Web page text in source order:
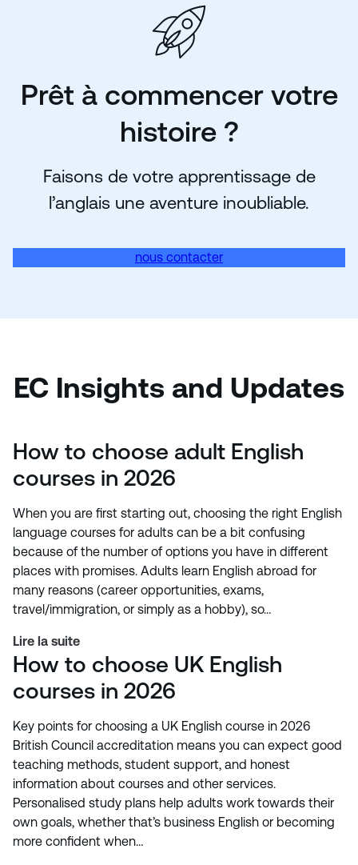
Prêt à commencer votre
histoire ?
Faisons de votre apprentissage de
l’anglais une aventure inoubliable.
nous contacter
EC Insights and Updates
How to choose adult English
courses in 2026
When you are first starting out, choosing the right English
language courses for adults can be a bit confusing
because of the number of options you have in different
places with promises. Adults learn English abroad for
many reasons (career opportunities, exams,
travel/immigration, or simply as a hobby), so…
Lire la suite
How to choose UK English
courses in 2026
Key points for choosing a UK English course in 2026
British Council accreditation means you can expect good
teaching methods, student support, and honest
information about courses and other services.
Personalised study plans help adults work towards their
own goals, whether that’s business English or becoming
more confident when…